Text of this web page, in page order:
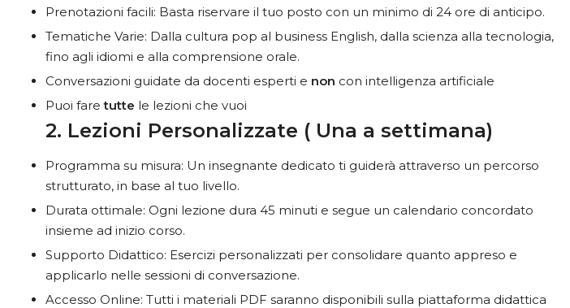
Prenotazioni facili: Basta riservare il tuo posto con un minimo di 24 ore di anticipo.
Tematiche Varie: Dalla cultura pop al business English, dalla scienza alla tecnologia,
fino agli idiomi e alla comprensione orale.
Conversazioni guidate da docenti esperti e non con intelligenza artificiale
Puoi faretutte le lezioni che vuoi
2. Lezioni Personalizzate ( Una a settimana)
Programma su misura: Un insegnante dedicato ti guiderà attraverso un percorso
strutturato, in base al tuo livello.
Durata ottimale: Ogni lezione dura 45 minuti e segue un calendario concordato
insieme ad inizio corso.
Supporto Didattico: Esercizi personalizzati per consolidare quanto appreso e
applicarlo nelle sessioni di conversazione.
Accesso Online: Tutti i materiali PDF saranno disponibili sulla piattaforma didattica